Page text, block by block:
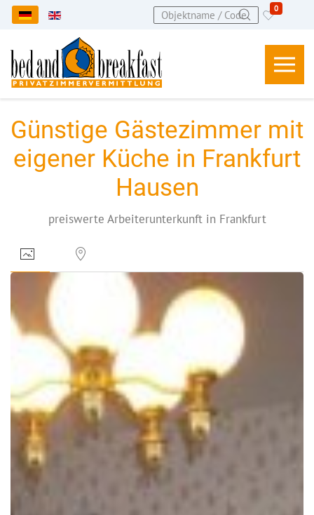
Sprache auswählen 0
Günstige Gästezimmer mit
eigener Küche in Frankfurt
Hausen
preiswerte Arbeiterunterkunft in Frankfurt